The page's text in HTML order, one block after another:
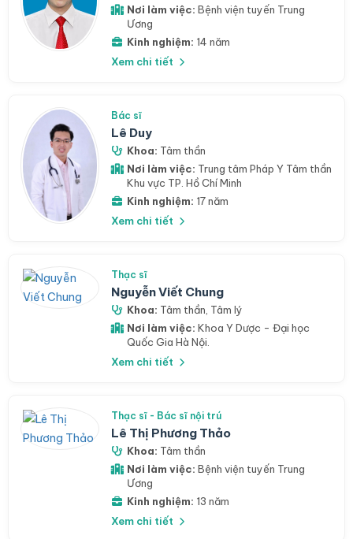
Nơi làm việc: Bệnh viện tuyến Trung
Ương
Kinh nghiệm: 14 năm
Xem chi tiết
Bác sĩ
Lê Duy
Khoa: Tâm thần
Nơi làm việc: Trung tâm Pháp Y Tâm thần
Khu vực TP. Hồ Chí Minh
Kinh nghiệm: 17 năm
Xem chi tiết
Thạc sĩ
Nguyễn Viết Chung
Khoa: Tâm thần Tâm lý
Nơi làm việc: Khoa Y Dược - Đại học
Quốc Gia Hà Nội.
Xem chi tiết
Thạc sĩ - Bác sĩ nội trú
Lê Thị Phương Thảo
Khoa: Tâm thần
Nơi làm việc: Bệnh viện tuyến Trung
Ương
Kinh nghiệm: 13 năm
Xem chi tiết